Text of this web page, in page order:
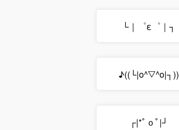
└｜゜ε゜｜┐
♪((└|o^▽^o|┐))
┌|*ﾟｏﾟ|┘